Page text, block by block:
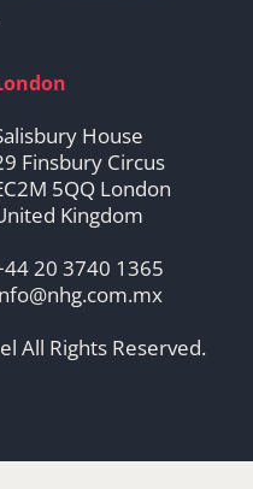
House
Finsbury Circus
5QQ London
Kingdom
20 3740 1365
All Rights Reserved.